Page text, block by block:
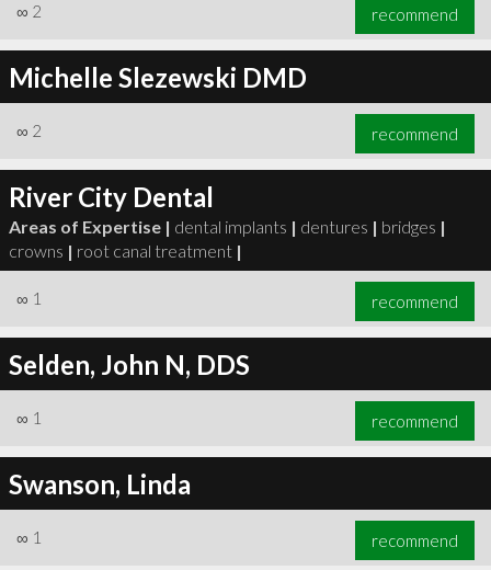
∞ 2 recommend
Michelle Slezewski DMD
∞ 2 recommend
River City Dental
Areas of Expertise | dental implants | dentures | bridges |
crowns | root canal treatment |
∞ 1 recommend
Selden, John N, DDS
∞ 1 recommend
Swanson, Linda
∞ 1 recommend